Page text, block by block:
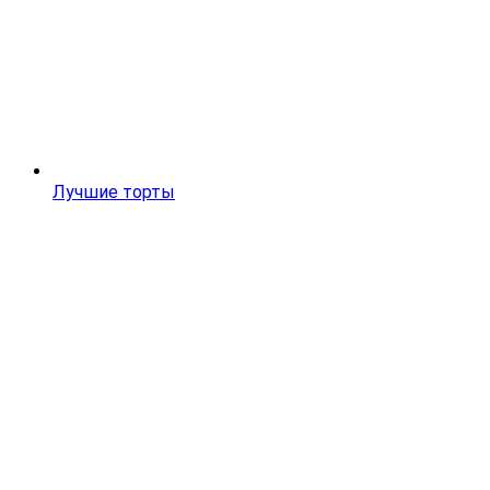
Лучшие торты